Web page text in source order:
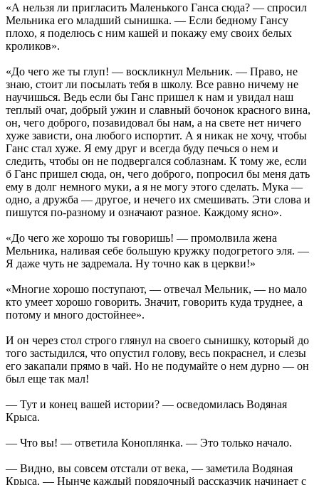
«А нельзя ли пригласить Маленького Ганса сюда? — спросил
Мельника его младший сынишка. — Если бедному Гансу
плохо, я поделюсь с ним кашей и покажу ему своих белых
кроликов».
«До чего же ты глуп! — воскликнул Мельник. — Право, не
знаю, стоит ли посылать тебя в школу. Все равно ничему не
научишься. Ведь если бы Ганс пришел к нам и увидал наш
теплый очаг, добрый ужин и славный бочонок красного вина,
он, чего доброго, позавидовал бы нам, а на свете нет ничего
хуже зависти, она любого испортит. А я никак не хочу, чтобы
Ганс стал хуже. Я ему друг и всегда буду печься о нем и
следить, чтобы он не подвергался соблазнам. К тому же, если
б Ганс пришел сюда, он, чего доброго, попросил бы меня дать
ему в долг немного муки, а я не могу этого сделать. Мука —
одно, а дружба — другое, и нечего их смешивать. Эти слова и
пишутся по-разному и означают разное. Каждому ясно».
«До чего же хорошо ты говоришь! — промолвила жена
Мельника, наливая себе большую кружку подогретого эля. —
Я даже чуть не задремала. Ну точно как в церкви!»
«Многие хорошо поступают, — отвечал Мельник, — но мало
кто умеет хорошо говорить. Значит, говорить куда труднее, а
потому и много достойнее».
И он через стол строго глянул на своего сынишку, который до
того застыдился, что опустил голову, весь покраснел, и слезы
его закапали прямо в чай. Но не подумайте о нем дурно — он
был еще так мал!
— Тут и конец вашей истории? — осведомилась Водяная
Крыса.
— Что вы! — ответила Коноплянка. — Это только начало.
— Видно, вы совсем отстали от века, — заметила Водяная
Крыса. — Нынче каждый порядочный рассказчик начинает с